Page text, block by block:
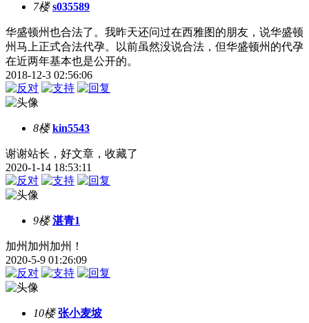
7楼 s035589
华盛顿州也合法了。我昨天还问过在西雅图的朋友，说华盛顿
州马上正式合法代孕。以前虽然没说合法，但华盛顿州的代孕
在近两年基本也是公开的。
2018-12-3 02:56:06
8楼 kin5543
谢谢站长，好文章，收藏了
2020-1-14 18:53:11
9楼 湛青1
加州加州加州！
2020-5-9 01:26:09
10楼 张小麦坡